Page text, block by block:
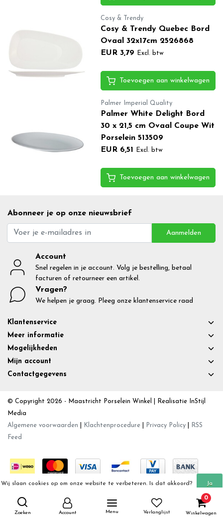
Cosy & Trendy
Cosy & Trendy Quebec Bord
Ovaal 32x17cm 2526868
EUR 3,79
Excl. btw
Toevoegen aan winkelwagen
Palmer Imperial Quality
Palmer White Delight Bord
30 x 21,5 cm Ovaal Coupe Wit
Porselein 513509
EUR 6,51
Excl. btw
Toevoegen aan winkelwagen
Abonneer je op onze nieuwsbrief
Aanmelden
Account
Snel regelen in je account. Volg je bestelling, betaal
facturen of retourneer een artikel.
Vragen?
We helpen je graag. Pleeg onze klantenservice raad
Klantenservice
Meer informatie
Mogelijkheden
Mijn account
Contactgegevens
© Copyright 2026 - Maastricht Porselein Winkel | Realisatie InStijl
Media
Algemene voorwaarden
Klachtenprocedure Privacy Policy
RSS
Feed
Zoeken Account Menu Verlanglijst
0
Winkelwagen
Wij slaan cookies op om onze website te verbeteren. Is dat akkoord? Ja
Meer over cookies »